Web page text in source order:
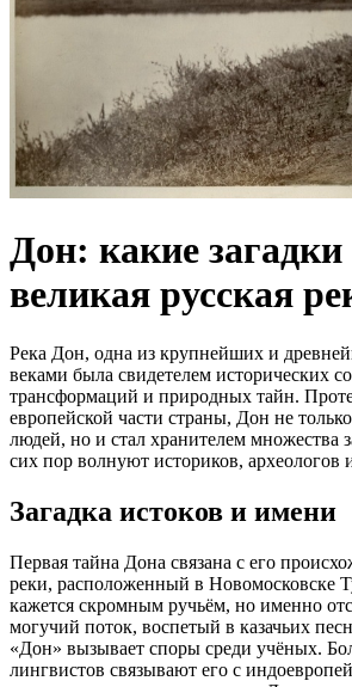
Дон: какие
великая русская
Река Дон, одна из крупнейших и
веками была свидетелем исторических
трансформаций и природных тайн.
европейской части страны, Дон не
людей, но и стал хранителем множества
сих пор волнуют историков, археологов
Загадка истоков и имени
Первая тайна Дона связана с его
реки, расположенный в Новомосковске
кажется скромным ручьём, но именно
могучий поток, воспетый в казачьих
«Дон» вызывает споры среди учёных.
лингвистов связывают его с